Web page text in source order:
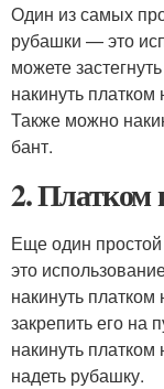
Один из самых
рубашки — это
можете
накинуть платком
Также можно
бант.
2. Платком
Еще один
это
накинуть платком
закрепить его на
накинуть платком
надеть рубашку.